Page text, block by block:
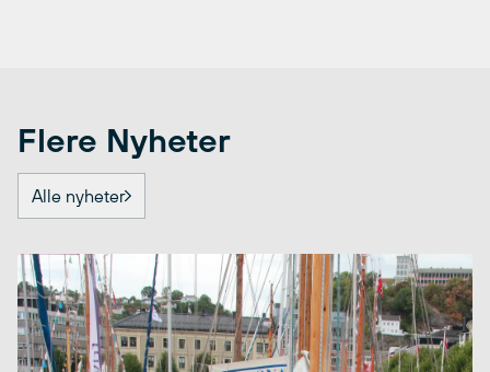
Flere Nyheter
Alle nyheter